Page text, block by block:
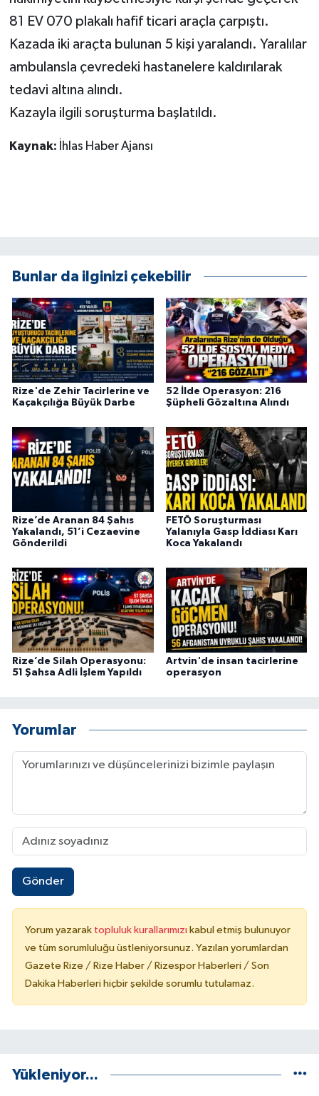
81 EV 070 plakalı hafif ticari araçla çarpıştı.
Kazada iki araçta bulunan 5 kişi yaralandı. Yaralılar
ambulansla çevredeki hastanelere kaldırılarak
tedavi altına alındı.
Kazayla ilgili soruşturma başlatıldı.
Kaynak: İhlas Haber Ajansı
Bunlar da ilginizi çekebilir
Rize'de Zehir Tacirlerine ve
Kaçakçılığa Büyük Darbe
52 İlde Operasyon: 216
Şüpheli Gözaltına Alındı
Rize’de Aranan 84 Şahıs
Yakalandı, 51’i Cezaevine
Gönderildi
FETÖ Soruşturması
Yalanıyla Gasp İddiası Karı
Koca Yakalandı
Rize’de Silah Operasyonu:
51 Şahsa Adli İşlem Yapıldı
Artvin'de insan tacirlerine
operasyon
Yorumlar
Gönder
Yorum yazarak topluluk kurallarımızı kabul etmiş bulunuyor
ve tüm sorumluluğu üstleniyorsunuz. Yazılan yorumlardan
Gazete Rize / Rize Haber / Rizespor Haberleri / Son
Dakika Haberleri hiçbir şekilde sorumlu tutulamaz.
Yükleniyor...
İş Dünyası
Jandarma
Kadın
KÜLTÜR SANAT
SİYASET
SPOR HABERLERİ
TEKNOLOJİ
Turizm
ÜLKE GÜNDEMİ
YEREL
Yerel Haberler